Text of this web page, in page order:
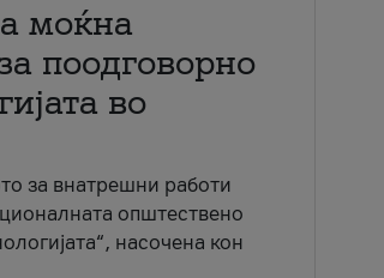
моќна
поодговорно
во
за внатрешни работи
општествено
насочена кон